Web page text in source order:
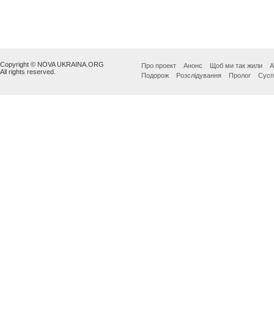
Copyright © NOVA UKRAINA.ORG
All rights reserved.
Про проект Анонс Щоб ми так жили
Подорож
Розслідування Пролог